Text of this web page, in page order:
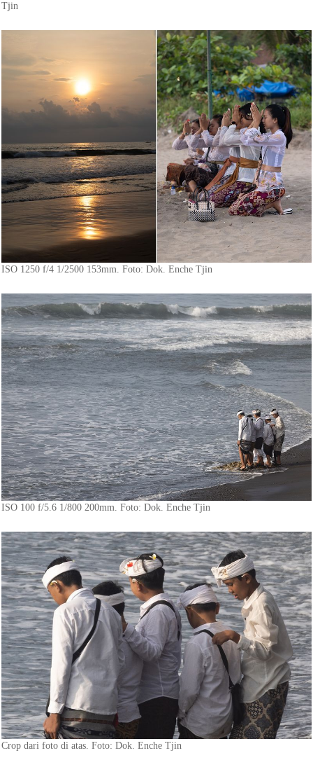
Tjin
ISO 1250 f/4 1/2500 153mm. Foto: Dok. Enche Tjin
ISO 100 f/5.6 1/800 200mm. Foto: Dok. Enche Tjin
Crop dari foto di atas. Foto: Dok. Enche Tjin